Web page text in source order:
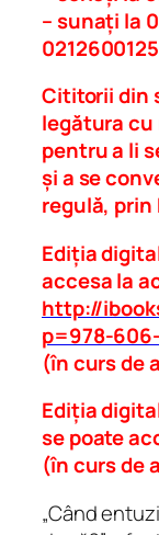
i
l
r
i
c
e
q
a
n
t
i
t
y
– sunați la
Cititorii din
legătura
pentru a li
și a se
regulă, prin
Ediția
accesa la
http://
p=978-
(în curs de
Ediția
se poate
(în curs de
„Când